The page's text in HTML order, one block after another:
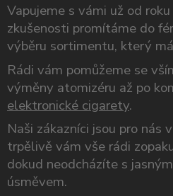
Vapujeme s vámi už od
zkušenosti promítáme do
výběru sortimentu, který
Rádi vám pomůžeme se
výměny atomizéru až po
elektronické cigarety.
Naši zákazníci jsou pro nás
trpělivě vám vše rádi
dokud neodcházíte s
úsměvem.